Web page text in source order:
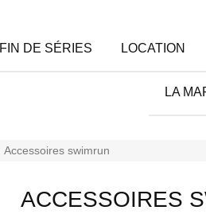
FIN DE SÉRIES LOCATION
LA
Accessoires swimrun
ACCESSOIRES